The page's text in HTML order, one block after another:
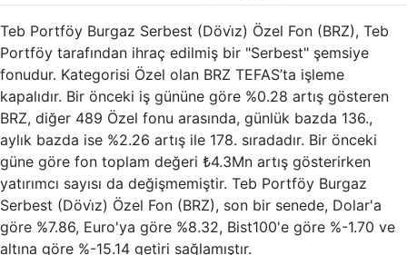
Teb Portföy Burgaz Serbest (Dövi̇z) Özel Fon (BRZ), Teb
Portföy tarafından ihraç edilmiş bir "Serbest" şemsiye
fonudur. Kategorisi Özel olan BRZ TEFAS’ta işleme
kapalıdır. Bir önceki iş gününe göre %0.28 artış gösteren
BRZ, diğer 489 Özel fonu arasında, günlük bazda 136.,
aylık bazda ise %2.26 artış ile 178. sıradadır. Bir önceki
güne göre fon toplam değeri ₺4.3Mn artış gösterirken
yatırımcı sayısı da değişmemiştir. Teb Portföy Burgaz
Serbest (Dövi̇z) Özel Fon (BRZ), son bir senede, Dolar'a
göre %7.86, Euro'ya göre %8.32, Bist100'e göre %-1.70 ve
altına göre %-15.14 getiri sağlamıştır.